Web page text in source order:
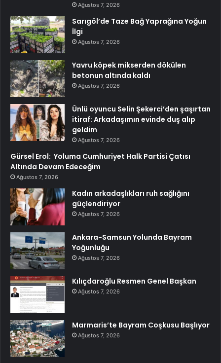
Ağustos 7, 2026
Sarıgöl’de Taze Bağ Yaprağına Yoğun
İlgi
Ağustos 7, 2026
Yavru köpek mikserden dökülen
betonun altında kaldı
Ağustos 7, 2026
Ünlü oyuncu Selin Şekerci’den şaşırtan
itiraf: Arkadaşımın evinde duş alıp
geldim
Ağustos 7, 2026
Gürsel Erol: Yoluma Cumhuriyet Halk Partisi Çatısı
Altında Devam Edeceğim
Ağustos 7, 2026
Kadın arkadaşlıkları ruh sağlığını
güçlendiriyor
Ağustos 7, 2026
Ankara-Samsun Yolunda Bayram
Yoğunluğu
Ağustos 7, 2026
Kılıçdaroğlu Resmen Genel Başkan
Ağustos 7, 2026
Marmaris’te Bayram Coşkusu Başlıyor
Ağustos 7, 2026